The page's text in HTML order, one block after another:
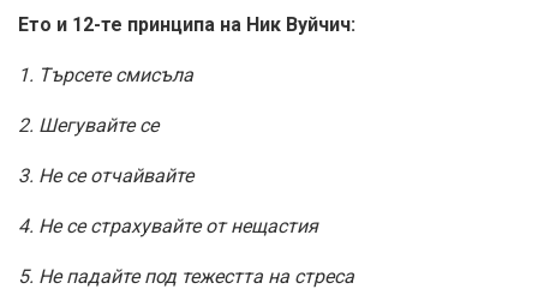
Ето и 12-те принципа на Ник Вуйчич:
1. Търсете смисъла
2. Шегувайте се
3. Не се отчайвайте
4. Не се страхувайте от нещастия
5. Не падайте под тежестта на стреса